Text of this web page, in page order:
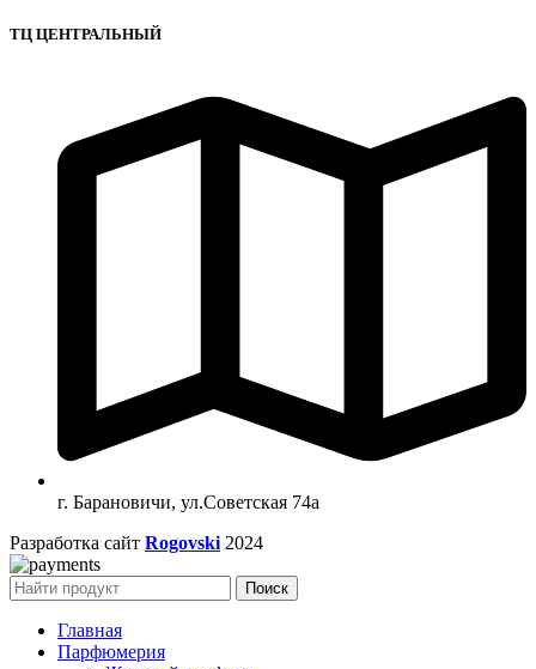
ТЦ ЦЕНТРАЛЬНЫЙ
г. Барановичи, ул.Советская 74а
Разработка сайт Rogovski 2024
Поиск
Главная
Парфюмерия